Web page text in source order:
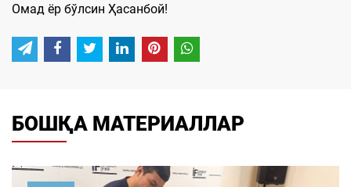
Омад ёр бўлсин Ҳасанбой!
БОШҚА МАТЕРИАЛЛАР